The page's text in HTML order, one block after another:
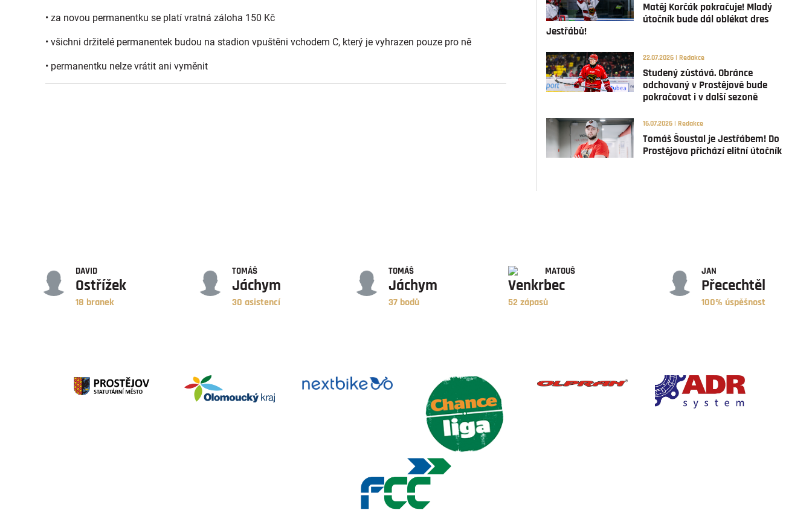
• za novou permanentku se platí vratná záloha 150 Kč
• všichni držitelé permanentek budou na stadion vpuštěni vchodem C, který je vyhrazen pouze pro ně
• permanentku nelze vrátit ani vyměnit
Matěj Korčák pokračuje! Mladý
útočník bude dál oblékat dres
Jestřábů!
22.07.2026 | Redakce
Studený zůstává. Obránce
odchovaný v Prostějově bude
pokračovat i v další sezoně
16.07.2026 | Redakce
Tomáš Šoustal je Jestřábem! Do
Prostějova přichází elitní útočník
DAVID
Ostřížek
18 branek
TOMÁŠ
Jáchym
30 asistencí
TOMÁŠ
Jáchym
37 bodů
MATOUŠ
Venkrbec
52 zápasů
JAN
Přecechtěl
100% úspěšnost